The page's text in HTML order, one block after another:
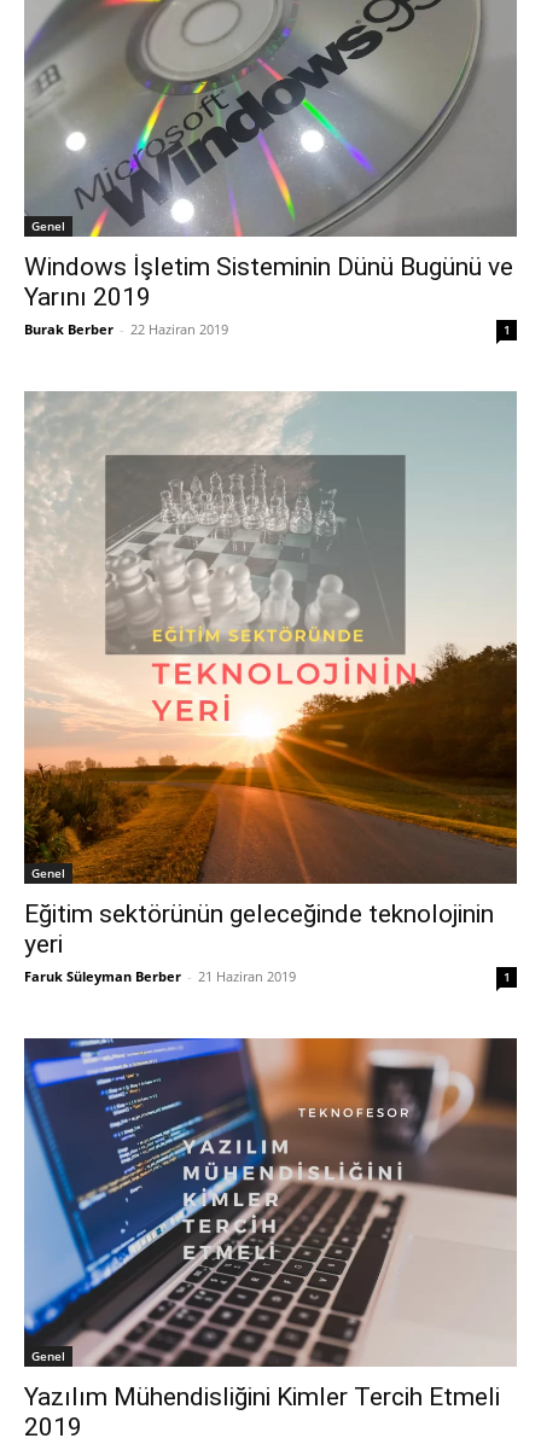
Genel
Windows İşletim Sisteminin Dünü Bugünü ve
Yarını 2019
Burak Berber - 22 Haziran 2019 1
Genel
Eğitim sektörünün geleceğinde teknolojinin
yeri
Faruk Süleyman Berber - 21 Haziran 2019 1
Genel
Yazılım Mühendisliğini Kimler Tercih Etmeli
2019